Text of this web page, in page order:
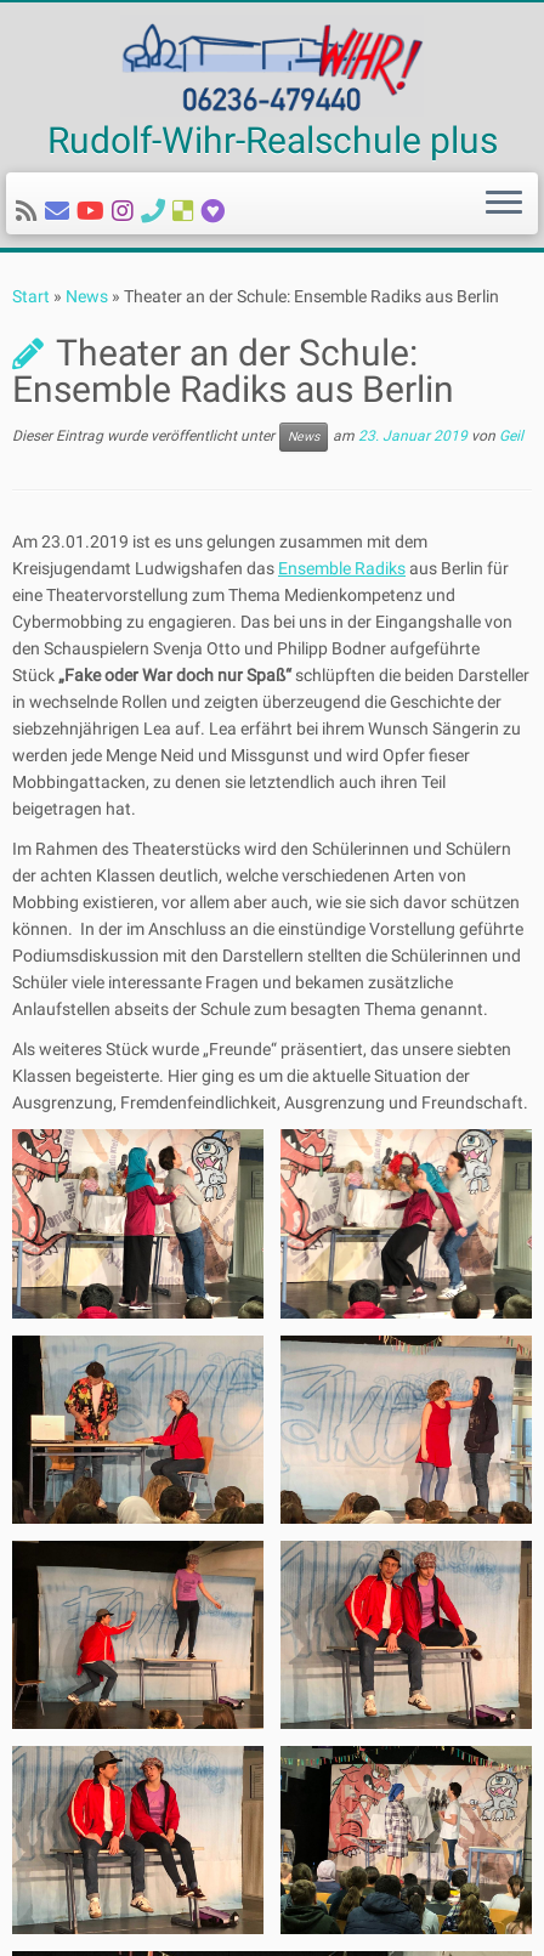
Inhalt
Rudolf-Wihr-Realschule plus
Start » News » Theater an der Schule: Ensemble Radiks aus Berlin
Theater an der Schule:
Ensemble Radiks aus Berlin
Dieser Eintrag wurde veröffentlicht unter News am 23. Januar 2019 von Geil
Am 23.01.2019 ist es uns gelungen zusammen mit dem
Kreisjugendamt Ludwigshafen das Ensemble Radiksaus Berlin für
eine Theatervorstellung zum Thema Medienkompetenz und
Cybermobbing zu engagieren. Das bei uns in der Eingangshalle von
den Schauspielern Svenja Otto und Philipp Bodner aufgeführte
Stück„Fake oder War doch nur Spaß“schlüpften die beiden Darsteller
in wechselnde Rollen und zeigten überzeugend die Geschichte der
siebzehnjährigen Lea auf. Lea erfährt bei ihrem Wunsch Sängerin zu
werden jede Menge Neid und Missgunst und wird Opfer fieser
Mobbingattacken, zu denen sie letztendlich auch ihren Teil
beigetragen hat.
Im Rahmen des Theaterstücks wird den Schülerinnen und Schülern
der achten Klassen deutlich, welche verschiedenen Arten von
Mobbing existieren, vor allem aber auch, wie sie sich davor schützen
können. In der im Anschluss an die einstündige Vorstellung geführte
Podiumsdiskussion mit den Darstellern stellten die Schülerinnen und
Schüler viele interessante Fragen und bekamen zusätzliche
Anlaufstellen abseits der Schule zum besagten Thema genannt.
Als weiteres Stück wurde „Freunde“ präsentiert, das unsere siebten
Klassen begeisterte. Hier ging es um die aktuelle Situation der
Ausgrenzung, Fremdenfeindlichkeit, Ausgrenzung und Freundschaft.